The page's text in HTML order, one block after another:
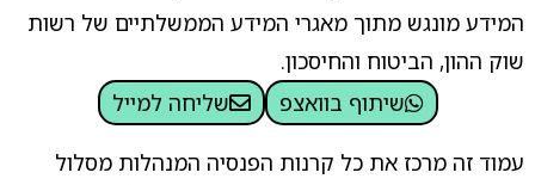
המידע מונגש מתוך מאגרי המידע הממשלתיים של רשות
שוק ההון, הביטוח והחיסכון.
שיתוף בוואצפ
שליחה למייל
עמוד זה מרכז את כל קרנות הפנסיה המנהלות מסלול